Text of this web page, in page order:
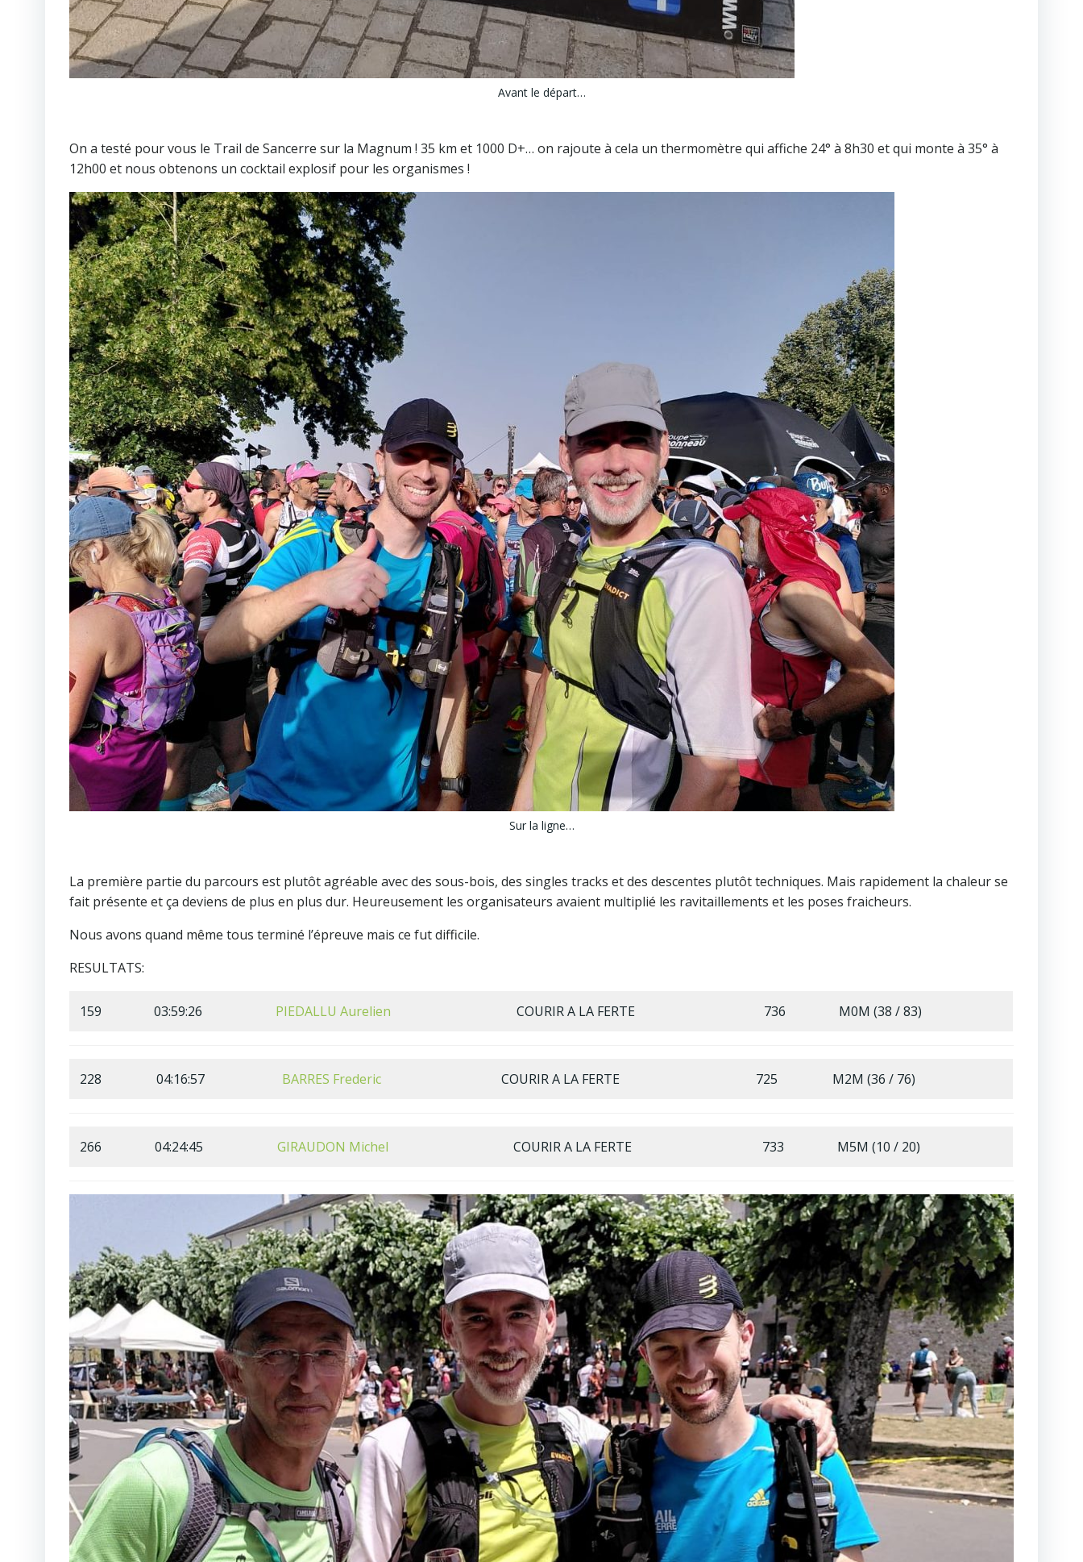
Avant le départ…
On a testé pour vous le Trail de Sancerre sur la Magnum ! 35 km et 1000 D+… on rajoute à cela un thermomètre qui affiche 24° à 8h30 et qui monte à 35° à
12h00 et nous obtenons un cocktail explosif pour les organismes !
Sur la ligne…
La première partie du parcours est plutôt agréable avec des sous-bois, des singles tracks et des descentes plutôt techniques. Mais rapidement la chaleur se
fait présente et ça deviens de plus en plus dur. Heureusement les organisateurs avaient multiplié les ravitaillements et les poses fraicheurs.
Nous avons quand même tous terminé l’épreuve mais ce fut difficile.
RESULTATS:
159 03:59:26 PIEDALLU Aurelien COURIR A LA FERTE 736 M0M (38 / 83)
228 04:16:57 BARRES Frederic COURIR A LA FERTE 725 M2M (36 / 76)
266 04:24:45 GIRAUDON Michel COURIR A LA FERTE 733 M5M (10 / 20)